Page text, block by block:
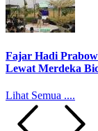
Fajar Hadi
Lewat Merdeka
Lihat Semua ....